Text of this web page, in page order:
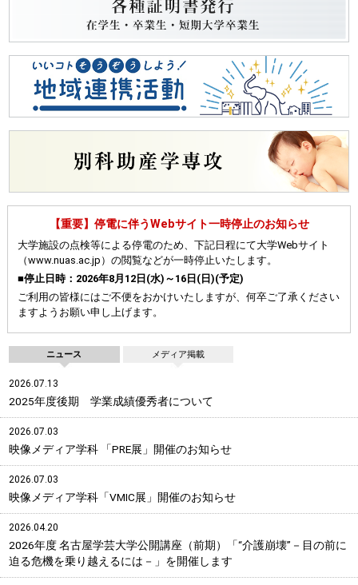
【重要】停電に伴うWebサイト一時停止のお知らせ
大学施設の点検等による停電のため、下記日程にて大学Webサイト
（www.nuas.ac.jp）の閲覧などが一時停止いたします。
■停止日時：2026年8月12日(水)～16日(日)(予定)
ご利用の皆様にはご不便をおかけいたしますが、何卒ご了承ください
ますようお願い申し上げます。
ニュース メディア掲載
2026.07.13
2025年度後期 学業成績優秀者について
2026.07.03
映像メディア学科 「PRE展」開催のお知らせ
2026.07.03
映像メディア学科「VMIC展」開催のお知らせ
2026.04.20
2026年度 名古屋学芸大学公開講座（前期）「“介護崩壊”－目の前に
迫る危機を乗り越えるには－」を開催します